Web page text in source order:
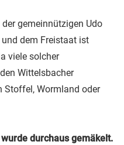
gemeinnützigen Udo
dem Freistaat ist
viele solcher
Wittelsbacher
Stoffel, Wormland oder
durchaus gemäkelt.